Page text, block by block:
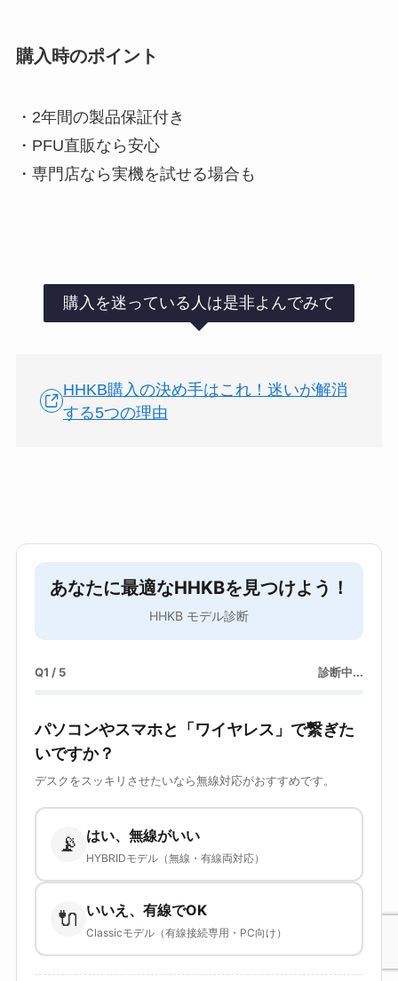
購入時のポイント
・2年間の製品保証付き
・PFU直販なら安心
・専門店なら実機を試せる場合も
購入を迷っている人は是非よんでみて
HHKB購入の決め手はこれ！迷いが解消
する5つの理由
あなたに最適なHHKBを見つけよう！
HHKB モデル診断
Q1 / 5 診断中...
パソコンやスマホと「ワイヤレス」で繋ぎた
いですか？
デスクをスッキリさせたいなら無線対応がおすすめです。
📡 はい、無線がいい
HYBRIDモデル（無線・有線両対応）
🔌 いいえ、有線でOK
Classicモデル（有線接続専用・PC向け）